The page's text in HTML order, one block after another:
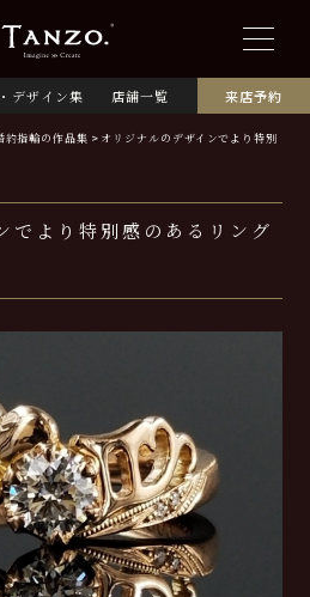
デザイン集 店舗一覧 来店予約
約指輪の作品集
オリジナルのデザインでより特別
でより特別感のあるリング